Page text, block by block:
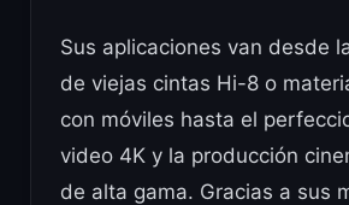
Sus aplicaciones van desde
de viejas cintas Hi-8 o
con móviles hasta el
video 4K y la producción
de alta gama. Gracias a sus